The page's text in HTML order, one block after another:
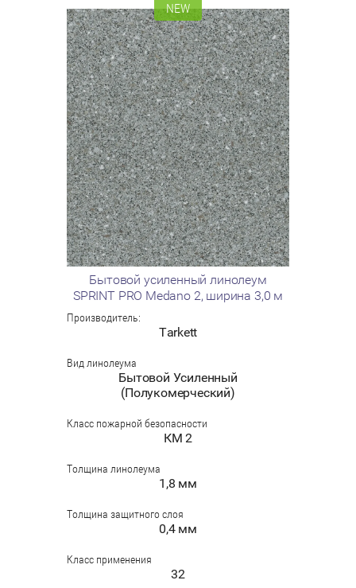
NEW
Бытовой усиленный линолеум
SPRINT PRO Medano 2, ширина 3,0 м
Производитель:
Tarkett
Вид линолеума
Бытовой Усиленный
(Полукомерческий)
Класс пожарной безопасности
КМ 2
Толщина линолеума
1,8 мм
Толщина защитного слоя
0,4 мм
Класс применения
32